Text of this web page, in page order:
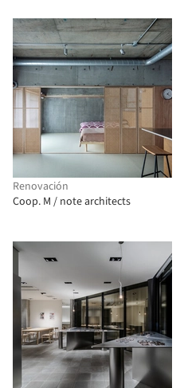
Renovación
Coop. M / note architects